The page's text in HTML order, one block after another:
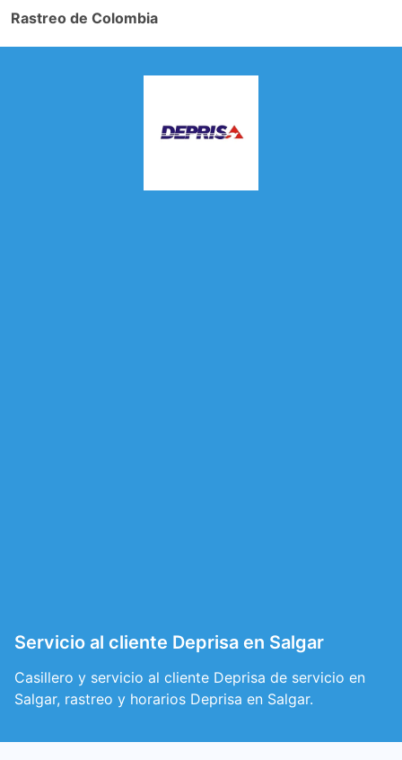
Rastreo de Colombia
Servicio al cliente Deprisa en Salgar
Casillero y servicio al cliente Deprisa de servicio en
Salgar, rastreo y horarios Deprisa en Salgar.